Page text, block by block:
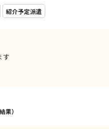
紹介予定派遣
す
果）